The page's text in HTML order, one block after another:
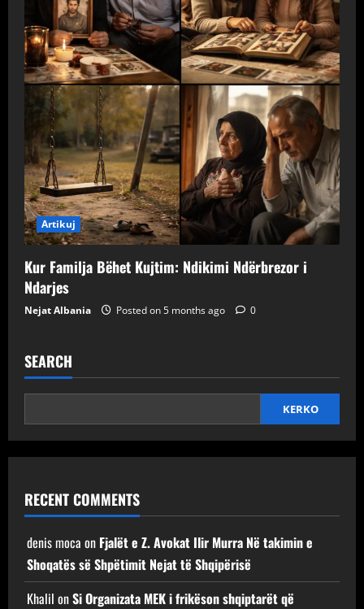
Artikuj
Kur Familja Bëhet Kujtim: Ndikimi Ndërbrezor i
Ndarjes
Nejat Albania Posted on 5 months ago 0
SEARCH
KERKO
RECENT COMMENTS
denis moca on Fjalët e Z. Avokat Ilir Murra Në takimin e
Shoqatës së Shpëtimit Nejat të Shqipërisë
Khalil onSi Organizata MEK i frikëson shqiptarët që